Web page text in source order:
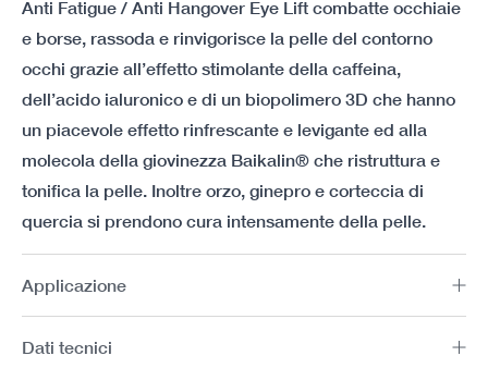
Anti Fatigue / Anti Hangover Eye Lift combatte occhiaie
e borse, rassoda e rinvigorisce la pelle del contorno
occhi grazie all’effetto stimolante della caffeina,
dell’acido ialuronico e di un biopolimero 3D che hanno
un piacevole effetto rinfrescante e levigante ed alla
molecola della giovinezza Baikalin® che ristruttura e
tonifica la pelle. Inoltre orzo, ginepro e corteccia di
quercia si prendono cura intensamente della pelle.
Applicazione
Dati tecnici